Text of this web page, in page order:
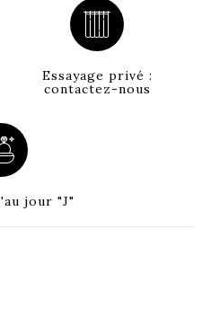
Essayage privé :
contactez-nous
jour "J"